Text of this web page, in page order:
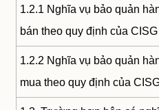
1.2.1 Nghĩa vụ bảo quản
bán theo quy định của
1.2.2 Nghĩa vụ bảo quản
mua theo quy định của